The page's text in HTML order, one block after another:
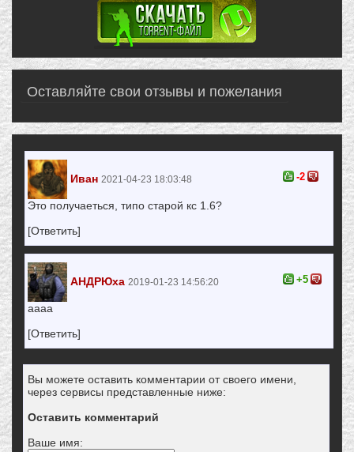
Оставляйте свои отзывы и пожелания
Иван 2021-04-23 18:03:48
Это получаеться, типо старой кс 1.6?
[Ответить]
-2
АНДРЮха 2019-01-23 14:56:20
аааа
[Ответить]
+5
Вы можете оставить комментарии от своего имени,
через сервисы представленные ниже:
Оставить комментарий
Ваше имя: